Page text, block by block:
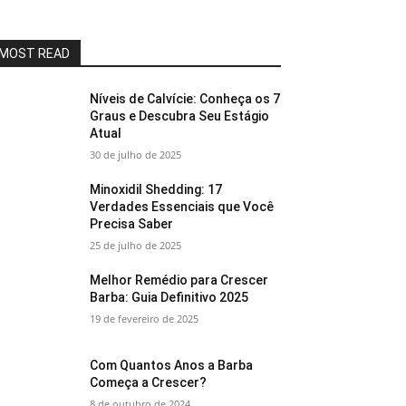
READ
Níveis de Calvície: Conheça os 7
Graus e Descubra Seu Estágio
Atual
30 de julho de 2025
Minoxidil Shedding: 17
Verdades Essenciais que Você
Precisa Saber
25 de julho de 2025
Melhor Remédio para Crescer
Barba: Guia Definitivo 2025
19 de fevereiro de 2025
Com Quantos Anos a Barba
Começa a Crescer?